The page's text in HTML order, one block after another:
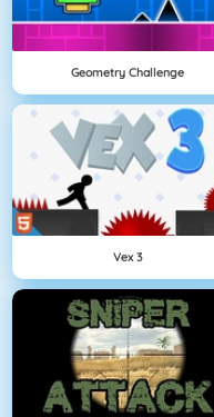
Geometry Challenge
Vex 3